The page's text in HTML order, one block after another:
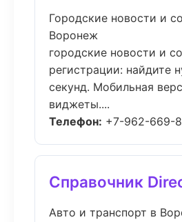
Городские новости и
Воронеж
городские новости и
регистрации: найдите
секунд. Мобильная
виджеты....
Телефон: +7-962-669-
Справочник
Авто и транспорт в